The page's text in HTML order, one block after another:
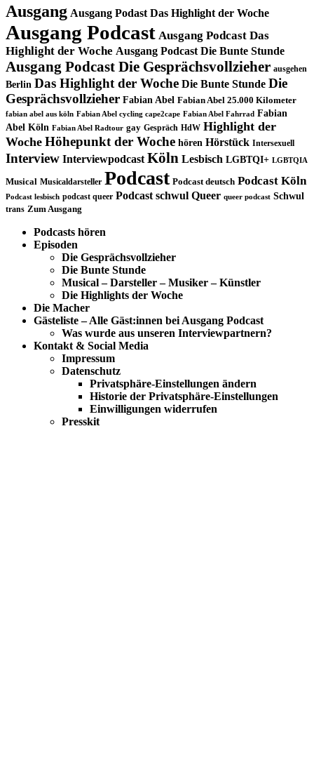
Ausgang Ausgang Podast Das Highlight der Woche
Ausgang Podcast Ausgang Podcast Das
Highlight der Woche Ausgang Podcast Die Bunte Stunde
Ausgang Podcast Die Gesprächsvollzieher ausgehen
Berlin Das Highlight der Woche Die Bunte Stunde Die
Gesprächsvollzieher Fabian Abel Fabian Abel 25.000 Kilometer
fabian abel aus köln Fabian Abel cycling cape2cape Fabian Abel Fahrrad Fabian
Abel Köln Fabian Abel Radtour gay Gespräch HdW Highlight der
Woche Höhepunkt der Woche hören Hörstück Intersexuell
Interview Interviewpodcast Köln Lesbisch LGBTQI+ LGBTQIA
Musical Musicaldarsteller Podcast Podcast deutsch Podcast Köln
Podcast lesbisch podcast queer Podcast schwul Queer queer podcast Schwul
trans Zum Ausgang
Podcasts hören
Episoden
Die Gesprächsvollzieher
Die Bunte Stunde
Musical – Darsteller – Musiker – Künstler
Die Highlights der Woche
Die Macher
Gästeliste – Alle Gäst:innen bei Ausgang Podcast
Was wurde aus unseren Interviewpartnern?
Kontakt & Social Media
Impressum
Datenschutz
Privatsphäre-Einstellungen ändern
Historie der Privatsphäre-Einstellungen
Einwilligungen widerrufen
Presskit